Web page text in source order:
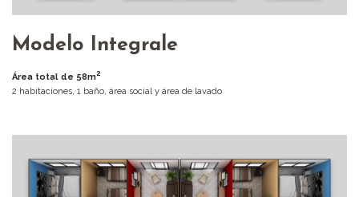
Modelo Integrale
Área total de 58m2
2 habitaciones, 1 baño, área social y área de lavado